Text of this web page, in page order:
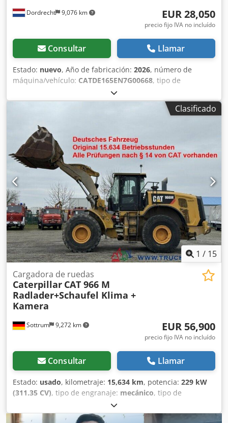
Dordrecht 9,076 km EUR 28,050
precio fijo IVA no incluído
Consultar Llamar
Estado: nuevo, Año de fabricación: 2026, número de
máquina/vehículo: CATDE165EN7G00668, tipo de
, fabricante de motores:
C7.1, Uso previsto: Construcción Peso en vacío: 1.926 kg
Potencia del generador: 165 kVA Dimensiones del
compartimento de carga: 334 x 117 x 175 cm Marcado CE:
sí Volumen del depósito de agua: 325 l Póngase en
contacto con el equipo de DPX para más información. =
Otras opciones y accesorios = Codpswrwk Dofx Amverf -
Batería - Panel de control - Techo de acero - Depósito
Clasificado
1 / 15
Sottrum 9,272 km
Cargadora de ruedas
Caterpillar CAT 966 M
Radlader+Schaufel Klima +
Kamera
EUR 56,900
precio fijo IVA no incluído
Consultar Llamar
Estado: usado, kilometraje: 15,634 km, potencia: 229 kW
(311.35 CV), tipo de engranaje: mecánico, tipo de
amarillo
peso en vacío:23,200 kg, peso máximo de la carga:15,000